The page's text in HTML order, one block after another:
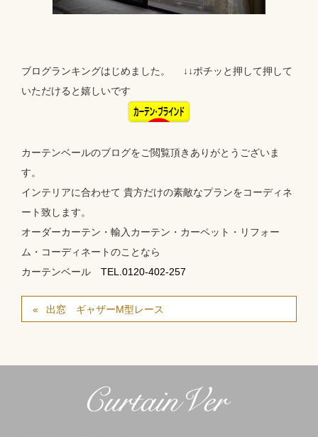
ブログランキングはじめました。 ↓↓ポチッと押して押して
いただけると嬉しいです
カーテンベールのブログをご閲覧頂きありがとうございま
す。
インテリアに合わせて 貴方だけの素敵なプランをコーディネ
ート致します。
オーダーカーテン・輸入カーテン・カーペット・リフォー
ム・コーディネートのことなら
カーテンベール TEL.0120-402-257
出窓 ギャザーM型レース